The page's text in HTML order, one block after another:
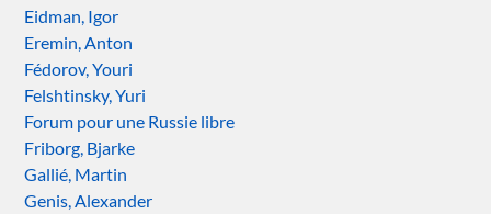
Eidman, Igor
Eremin, Anton
Fédorov, Youri
Felshtinsky, Yuri
Forum pour une Russie libre
Friborg, Bjarke
Gallié, Martin
Genis, Alexander